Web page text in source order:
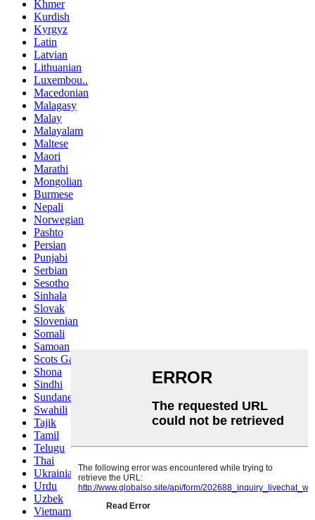
Khmer
Kurdish
Kyrgyz
Latin
Latvian
Lithuanian
Luxembou..
Macedonian
Malagasy
Malay
Malayalam
Maltese
Maori
Marathi
Mongolian
Burmese
Nepali
Norwegian
Pashto
Persian
Punjabi
Serbian
Sesotho
Sinhala
Slovak
Slovenian
Somali
Samoan
Scots Gaelic
Shona
Sindhi
Sundanese
Swahili
Tajik
Tamil
Telugu
Thai
Ukrainian
Urdu
Uzbek
Vietnamese